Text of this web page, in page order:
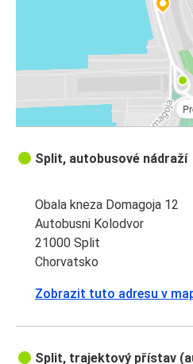
Split, autobusové nádraží
Obala kneza Domagoja 12
Autobusni Kolodvor
21000 Split
Chorvatsko
Zobrazit tuto adresu v
Split, trajektový přístav